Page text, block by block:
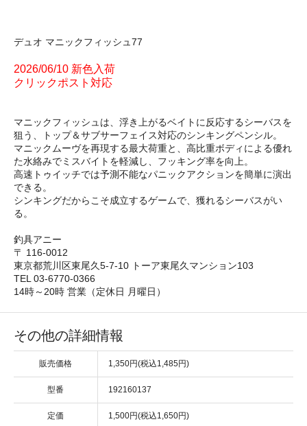
デュオ マニックフィッシュ77
2026/06/10 新色入荷
クリックポスト対応
マニックフィッシュは、浮き上がるベイトに反応するシーバスを
狙う、トップ＆サブサーフェイス対応のシンキングペンシル。
マニックムーヴを再現する最大荷重と、高比重ボディによる優れ
た水絡みでミスバイトを軽減し、フッキング率を向上。
高速トゥイッチでは予測不能なパニックアクションを簡単に演出
できる。
シンキングだからこそ成立するゲームで、獲れるシーバスがい
る。
釣具アニー
〒 116-0012
東京都荒川区東尾久5-7-10 トーア東尾久マンション103
TEL 03-6770-0366
14時～20時 営業（定休日 月曜日）
その他の詳細情報
販売価格 1,350円(税込1,485円)
型番 192160137
定価 1,500円(税込1,650円)